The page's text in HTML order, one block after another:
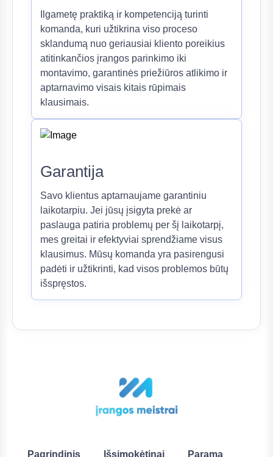
Ilgametę praktiką ir kompetenciją turinti
komanda, kuri užtikrina viso proceso
sklandumą nuo geriausiai kliento poreikius
atitinkančios įrangos parinkimo iki
montavimo, garantinės priežiūros atlikimo ir
aptarnavimo visais kitais rūpimais
klausimais.
Garantija
Savo klientus aptarnaujame garantiniu
laikotarpiu. Jei jūsų įsigyta prekė ar
paslauga patiria problemų per šį laikotarpį,
mes greitai ir efektyviai sprendžiame visus
klausimus. Mūsų komanda yra pasirengusi
padėti ir užtikrinti, kad visos problemos būtų
išspręstos.
Pagrindinis Išsimokėtinai Parama